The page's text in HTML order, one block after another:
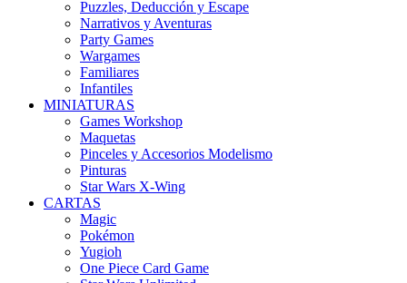
Puzzles, Deducción y Escape
Narrativos y Aventuras
Party Games
Wargames
Familiares
Infantiles
MINIATURAS
Games Workshop
Maquetas
Pinceles y Accesorios Modelismo
Pinturas
Star Wars X-Wing
CARTAS
Magic
Pokémon
Yugioh
One Piece Card Game